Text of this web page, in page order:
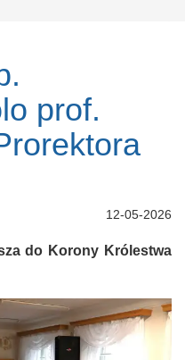
prof.
12-05-2026
do Korony Królestwa